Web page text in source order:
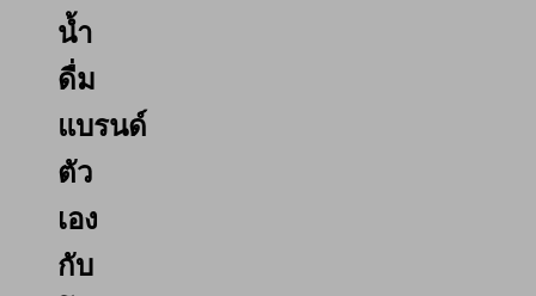
น้ำ
ดื่ม
แบรนด์
ตัว
เอง
กับ